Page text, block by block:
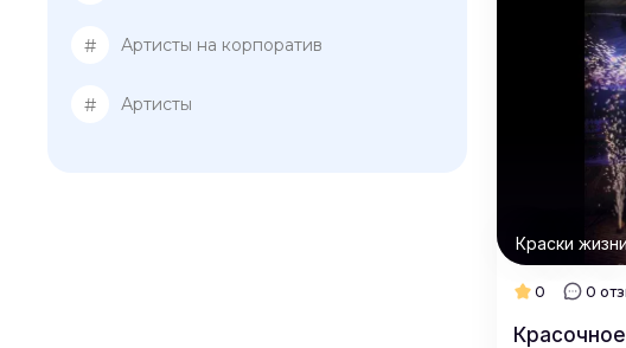
# Артисты на корпоратив
# Артисты
Краски жизни
0 0